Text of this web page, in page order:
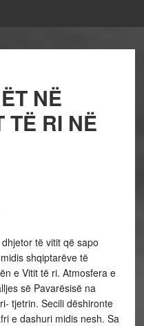
NË
TË RI NË
të vitit që sapo
shqiptarëve të
e Vitit të ri. Atmosfera e
së Pavarësisë na
tjetrin. Secili dëshironte
e dashuri midis nesh. Sa